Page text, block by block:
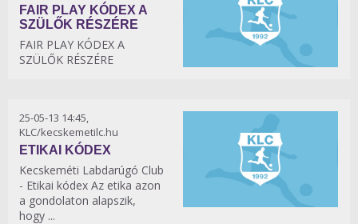
FAIR PLAY KÓDEX A
SZÜLŐK RÉSZÉRE
FAIR PLAY KÓDEX A
SZÜLŐK RÉSZÉRE
25-05-13 14:45,
KLC/kecskemetilc.hu
ETIKAI KÓDEX
Kecskeméti Labdarúgó Club
- Etikai kódex Az etika azon
a gondolaton alapszik,
hogy ...